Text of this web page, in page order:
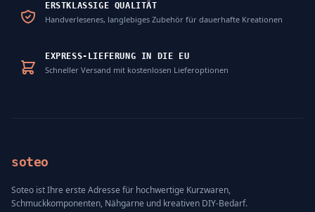
ERSTKLASSIGE QUALITÄT
Handverlesenes, langlebiges Zubehör für dauerhafte Kreationen
EXPRESS-LIEFERUNG IN DIE EU
Schneller Versand mit kostenlosen Lieferoptionen
soteo
Soteo ist Ihre erste Adresse für hochwertige Kurzwaren,
Schmuckkomponenten, Nähgarne und kreativen DIY-Bedarf.